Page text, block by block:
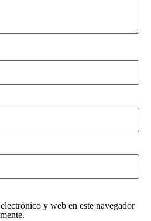
y web en este navegador